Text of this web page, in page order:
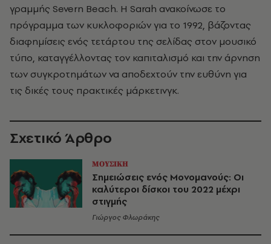
γραμμής Severn Beach. Η Sarah ανακοίνωσε το
πρόγραμμα των κυκλοφοριών για το 1992, βάζοντας
διαφημίσεις ενός τετάρτου της σελίδας στον μουσικό
τύπο, καταγγέλλοντας τον καπιταλισμό και την άρνηση
των συγκροτημάτων να αποδεχτούν την ευθύνη για
τις δικές τους πρακτικές μάρκετινγκ.
Σχετικό Άρθρο
ΜΟΥΣΙΚΗ
Σημειώσεις ενός Μονομανούς: Οι
καλύτεροι δίσκοι του 2022 μέχρι
στιγμής
Γιώργος Φλωράκης